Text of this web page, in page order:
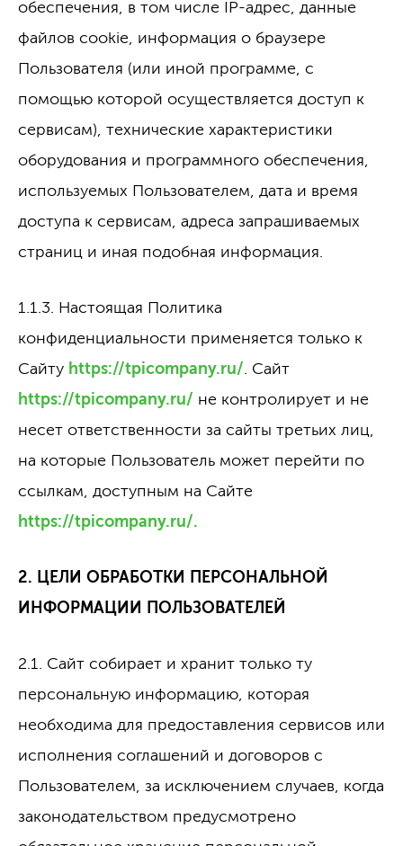
обеспечения, в том числе IP-адрес, данные
файлов cookie, информация о браузере
Пользователя (или иной программе, с
помощью которой осуществляется доступ к
сервисам), технические характеристики
оборудования и программного обеспечения,
используемых Пользователем, дата и время
доступа к сервисам, адреса запрашиваемых
страниц и иная подобная информация.
1.1.3. Настоящая Политика
конфиденциальности применяется только к
Сайту https://tpicompany.ru/. Сайт
https://tpicompany.ru/ не контролирует и не
несет ответственности за сайты третьих лиц,
на которые Пользователь может перейти по
ссылкам, доступным на Сайте
https://tpicompany.ru/.
2. ЦЕЛИ ОБРАБОТКИ ПЕРСОНАЛЬНОЙ
ИНФОРМАЦИИ ПОЛЬЗОВАТЕЛЕЙ
2.1. Сайт собирает и хранит только ту
персональную информацию, которая
необходима для предоставления сервисов или
исполнения соглашений и договоров с
Пользователем, за исключением случаев, когда
законодательством предусмотрено